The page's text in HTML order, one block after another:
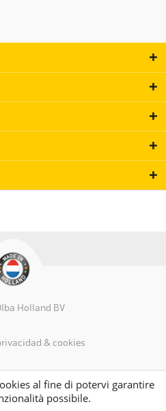
Holland BV
& cookies
al fine di potervi garantire
possibile.